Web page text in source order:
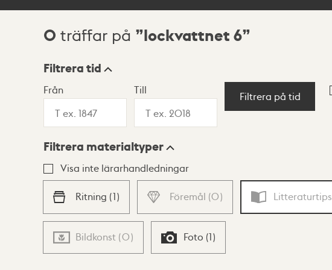
Sökresultat
0 träffar på lockvattnet 6
Visningsläge
Lista Karta
Filtrera tid
Från Till
Filtrera på tid
Filtrera materialtyper
Visa inte lärarhandledningar
Ritning (1) Föremål (0) Litteraturtips
Bildkonst (0) Foto (1)